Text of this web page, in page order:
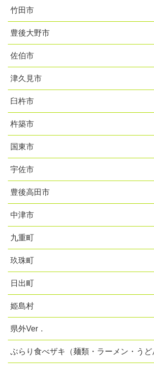
竹田市
豊後大野市
佐伯市
津久見市
臼杵市
杵築市
国東市
宇佐市
豊後高田市
中津市
九重町
玖珠町
日出町
姫島村
県外Ver．
ぶらり食べザキ（麺類・ラーメン・うど